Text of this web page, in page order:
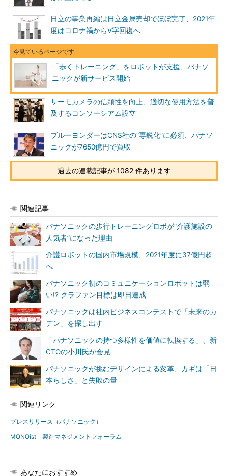
日立の事業再編は日立金属売却でほぼ完了、2021年
度はコロナ禍からV字回復へ
「歩くトレーニング」をロボットが支援、パナソ
ニックが新サービス開始
サーモカメラの信頼性を向上、適切な使用方法を普
及するコンソーシアム設立
ブルーヨンダーはCNS社の“専鋭化”に必須、パナソ
ニックが7650億円で買収
過去の連載記事が 1082 件あります
関連記事
パナソニックの歩行トレーニングロボが“介護施設の
人気者”になった理由
介護ロボットの国内市場規模、2021年度に37億円超
へ
パナソニック初のコミュニケーションロボットは弱
い!? クラファン目標は即日達成
パナソニックは社内ビジネスコンテストで「未来のカ
デン」を探し出す
「パナソニックの持つ多様性を価値に転換する」、新
CTOの小川氏が会見
パナソニックが挑むデザインによる変革、カギは「日
本らしさ」と失敗の量
関連リンク
プレスリリース（パナソニック）
MONOist 製造マネジメントフォーラム
あなたにおすすめ